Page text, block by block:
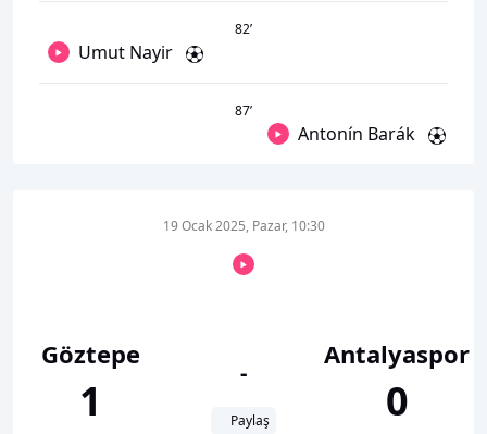
82’
Umut Nayir
87’
Antonín Barák
Göztepe
1
19 Ocak 2025, Pazar, 10:30
-
Paylaş
Antalyaspor
0